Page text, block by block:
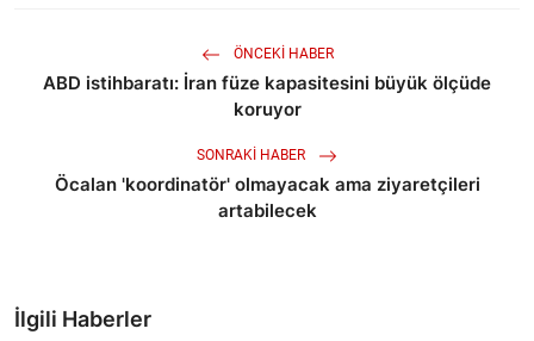
ÖNCEKI HABER
ABD istihbaratı: İran füze kapasitesini büyük ölçüde
koruyor
SONRAKI HABER
Öcalan 'koordinatör' olmayacak ama ziyaretçileri
artabilecek
İlgili Haberler